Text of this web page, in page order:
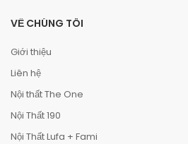
VỀ CHÚNG TÔI
Giới thiệu
Liên hệ
Nội thất The One
Nội Thất 190
Nội Thất Lufa + Fami